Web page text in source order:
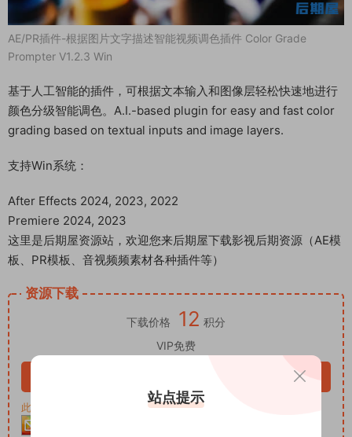
AE/PR插件-根据图片文字描述智能视频调色插件 Color Grade
Prompter V1.2.3 Win
基于人工智能的插件，可根据文本输入和图像层轻松快速地进行
颜色分级智能调色。A.I.-based plugin for easy and fast color
grading based on textual inputs and image layers.
支持Win系统：
After Effects 2024, 2023, 2022
Premiere 2024, 2023
这里是后期屋资源站，欢迎您来后期屋下载影视后期资源（AE模
板、PR模板、音视频频素材各种插件等）
资源下载
下载价格 12 积分
VIP免费
此资源购买后30天内可下载。客服QQ：652268626
站点提示